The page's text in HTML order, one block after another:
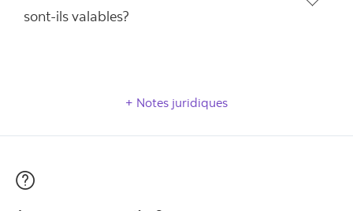
sont-ils valables?
Notes juridiques